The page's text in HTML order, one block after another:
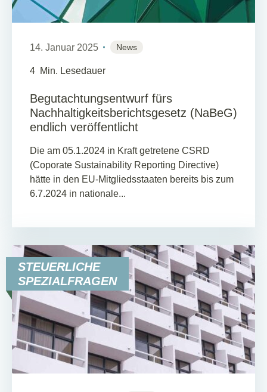
14. Januar 2025 News
4 Min. Lesedauer
Begutachtungsentwurf fürs
Nachhaltigkeitsberichtsgesetz (NaBeG)
endlich veröffentlicht
Die am 05.1.2024 in Kraft getretene CSRD
(Coporate Sustainability Reporting Directive)
hätte in den EU-Mitgliedsstaaten bereits bis zum
6.7.2024 in nationale...
STEUERLICHE
SPEZIALFRAGEN